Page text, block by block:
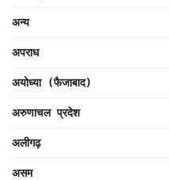
अन्य
अपराध
अयोध्या (फैजाबाद)
अरुणाचल प्रदेश
अलीगढ़
असम